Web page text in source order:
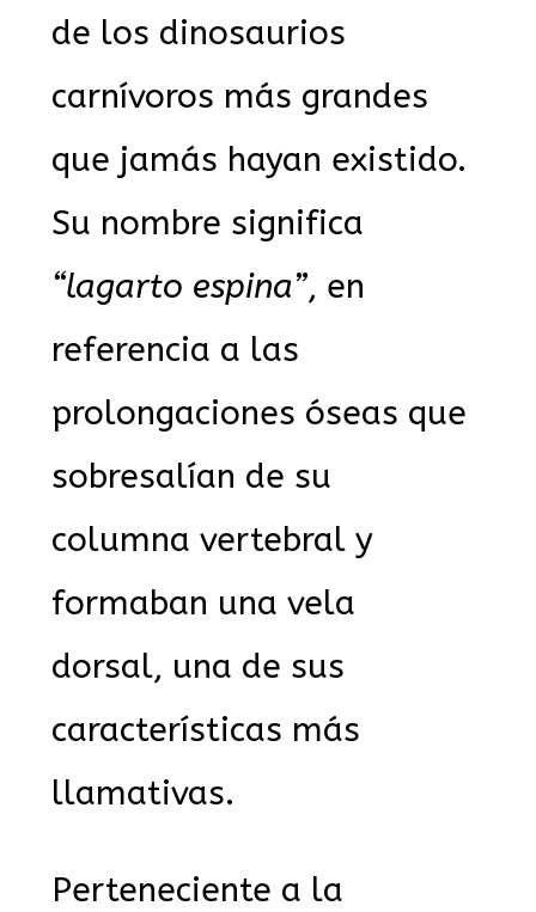
de los dinosaurios
carnívoros más grandes
que jamás hayan existido.
Su nombre significa
“lagarto espina”, en
referencia a las
prolongaciones óseas que
sobresalían de su
columna vertebral y
formaban una vela
dorsal, una de sus
características más
llamativas.
Perteneciente a la